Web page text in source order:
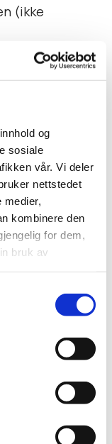
og
sosiale
vår. Vi deler
nettstedet
kombinere den
for dem,
bruk av
(ikke
og riktig